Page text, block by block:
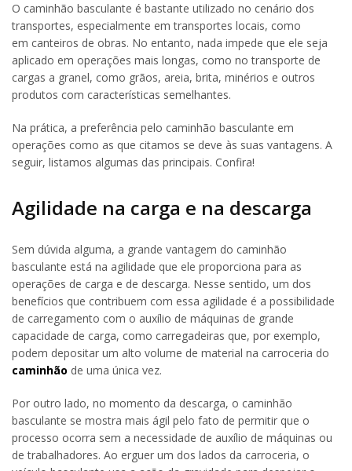
O caminhão basculante é bastante utilizado no cenário dos
transportes, especialmente em transportes locais, como
em canteiros de obras. No entanto, nada impede que ele seja
aplicado em operações mais longas, como no transporte de
cargas a granel, como grãos, areia, brita, minérios e outros
produtos com características semelhantes.
Na prática, a preferência pelo caminhão basculante em
operações como as que citamos se deve às suas vantagens. A
seguir, listamos algumas das principais. Confira!
Agilidade na carga e na descarga
Sem dúvida alguma, a grande vantagem do caminhão
basculante está na agilidade que ele proporciona para as
operações de carga e de descarga. Nesse sentido, um dos
benefícios que contribuem com essa agilidade é a possibilidade
de carregamento com o auxílio de máquinas de grande
capacidade de carga, como carregadeiras que, por exemplo,
podem depositar um alto volume de material na carroceria do
caminhão de uma única vez.
Por outro lado, no momento da descarga, o caminhão
basculante se mostra mais ágil pelo fato de permitir que o
processo ocorra sem a necessidade de auxílio de máquinas ou
de trabalhadores. Ao erguer um dos lados da carroceria, o